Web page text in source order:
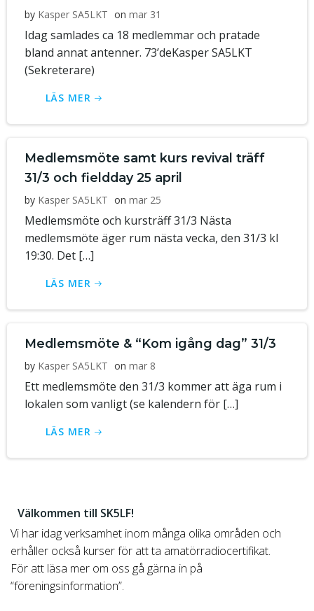
by Kasper SA5LKT on mar 31
Idag samlades ca 18 medlemmar och pratade
bland annat antenner. 73’deKasper SA5LKT
(Sekreterare)
LÄS MER
Medlemsmöte samt kurs revival träff
31/3 och fieldday 25 april
by Kasper SA5LKT on mar 25
Medlemsmöte och kursträff 31/3 Nästa
medlemsmöte äger rum nästa vecka, den 31/3 kl
19:30. Det […]
LÄS MER
Medlemsmöte & “Kom igång dag” 31/3
by Kasper SA5LKT on mar 8
Ett medlemsmöte den 31/3 kommer att äga rum i
lokalen som vanligt (se kalendern för […]
LÄS MER
Välkommen till SK5LF!
Vi har idag verksamhet inom många olika områden och
erhåller också kurser för att ta amatörradiocertifikat.
För att läsa mer om oss gå gärna in på
“föreningsinformation”.